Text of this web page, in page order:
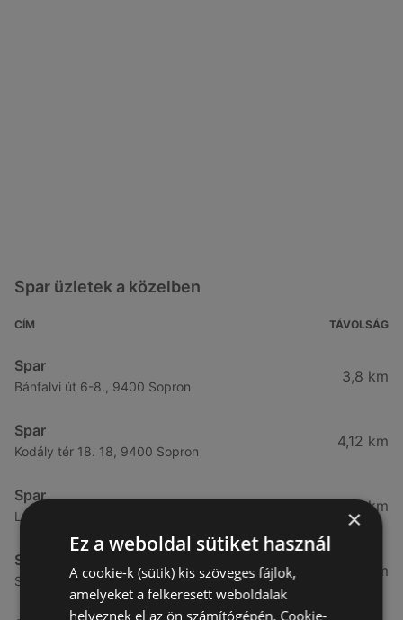
Spar üzletek a közelben
CÍM TÁVOLSÁG
Spar
Bánfalvi út 6-8., 9400 Sopron
3,8 km
Spar
Kodály tér 18. 18, 9400 Sopron
4,12 km
Spar
Lackner kristóf utca 29., 9400 Sopron
4,65 km
Spar
Selmeci utca 15-17., 9400 Sopron
4,76 km
×
Ez a weboldal sütiket használ
A cookie-k (sütik) kis szöveges fájlok,
amelyeket a felkeresett weboldalak
helyeznek el az ön számítógépén. Cookie-